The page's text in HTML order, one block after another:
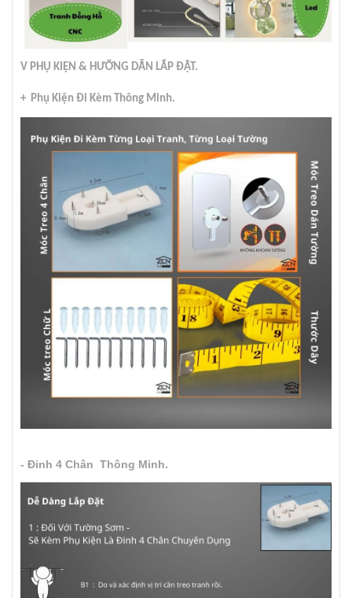
V PHỤ KIỆN & HƯỠNG DẪN LẮP ĐẶT.
+ Phụ Kiện Đi Kèm Thông Minh.
- Đinh 4 Chân Thông Minh.